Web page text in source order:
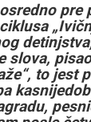
pre
slova,
to jest